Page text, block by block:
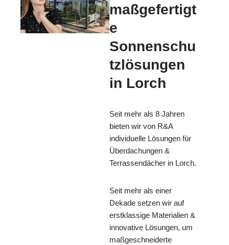
maßgefertigt
e
Sonnenschu
tzlösungen
in Lorch
Seit mehr als 8 Jahren
bieten wir von R&A
individuelle Lösungen für
Überdachungen &
Terrassendächer in Lorch.
Seit mehr als einer
Dekade setzen wir auf
erstklassige Materialien &
innovative Lösungen, um
maßgeschneiderte